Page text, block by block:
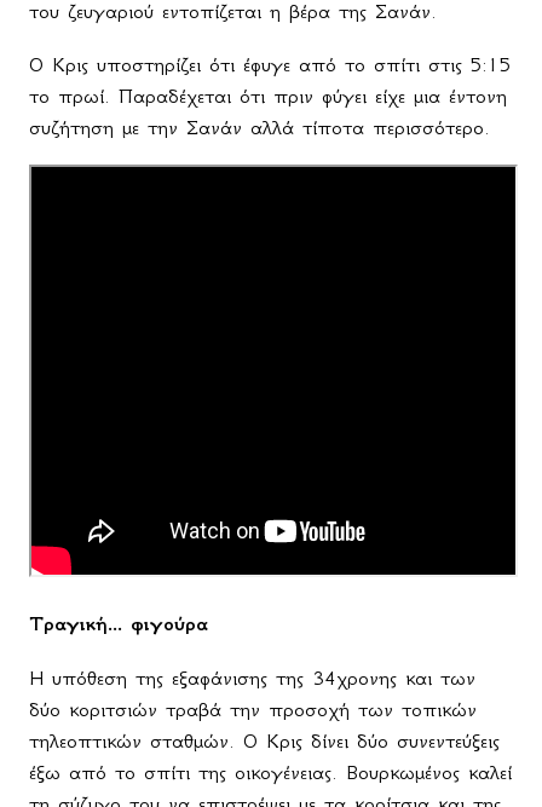
του ζευγαριού εντοπίζεται η βέρα της Σανάν.
Ο Κρις υποστηρίζει ότι έφυγε από το σπίτι στις 5:15
το πρωί. Παραδέχεται ότι πριν φύγει είχε μια έντονη
συζήτηση με την Σανάν αλλά τίποτα περισσότερο.
Τραγική... φιγούρα
Η υπόθεση της εξαφάνισης της 34χρονης και των
δύο κοριτσιών τραβά την προσοχή των τοπικών
τηλεοπτικών σταθμών. Ο Κρις δίνει δύο συνεντεύξεις
έξω από το σπίτι της οικογένειας. Βουρκωμένος καλεί